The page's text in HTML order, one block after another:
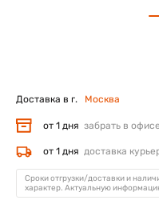
Доставка в г. Москва
от 1 дня забрать в офисе
от 1 дня доставка
Сроки отгрузки/доставки и
характер. Актуальную